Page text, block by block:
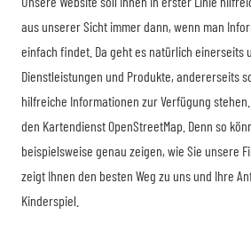
aus unserer Sicht immer dann, wenn man
einfach findet. Da geht es natürlich einerseits
Dienstleistungen und Produkte, andererseits
hilfreiche Informationen zur Verfügung
den Kartendienst OpenStreetMap. Denn so
beispielsweise genau zeigen, wie Sie unsere
zeigt Ihnen den besten Weg zu uns und Ihre
Kinderspiel.